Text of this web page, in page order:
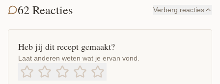
62 Reacties Verberg reacties
Heb jij dit recept gemaakt?
Laat anderen weten wat je ervan vond.